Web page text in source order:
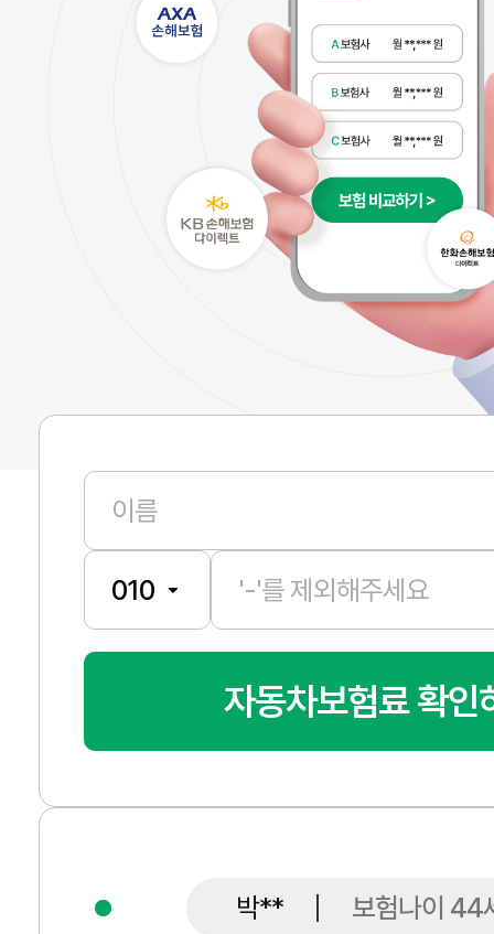
자동차보험료 확인
이** 보험나이 45